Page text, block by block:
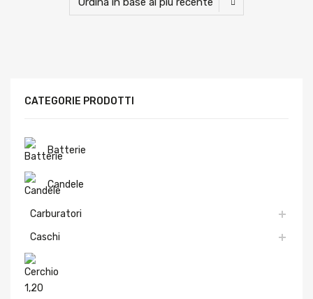
CATEGORIE PRODOTTI
Batterie
Candele
Carburatori
Caschi